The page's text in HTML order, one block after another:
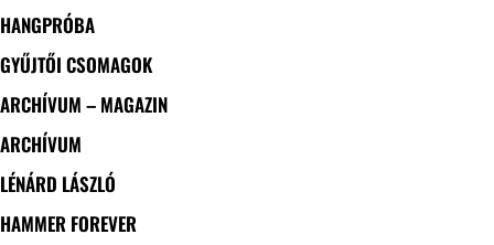
HANGPRÓBA
GYŰJTŐI CSOMAGOK
ARCHÍVUM – MAGAZIN
ARCHÍVUM
LÉNÁRD LÁSZLÓ
HAMMER FOREVER